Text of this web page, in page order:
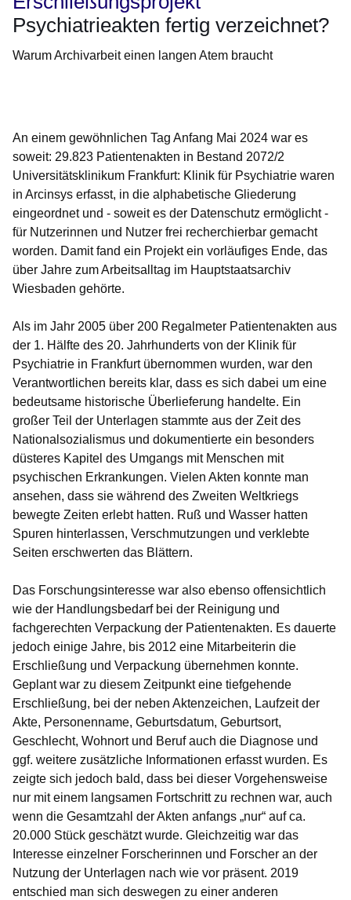
Psychiatrieakten fertig verzeichnet?
Warum Archivarbeit einen langen Atem braucht
An einem gewöhnlichen Tag Anfang Mai 2024 war es
soweit: 29.823 Patientenakten in Bestand 2072/2
Universitätsklinikum Frankfurt: Klinik für Psychiatrie waren
in Arcinsys erfasst, in die alphabetische Gliederung
eingeordnet und - soweit es der Datenschutz ermöglicht -
für Nutzerinnen und Nutzer frei recherchierbar gemacht
worden. Damit fand ein Projekt ein vorläufiges Ende, das
über Jahre zum Arbeitsalltag im Hauptstaatsarchiv
Wiesbaden gehörte.
Als im Jahr 2005 über 200 Regalmeter Patientenakten aus
der 1. Hälfte des 20. Jahrhunderts von der Klinik für
Psychiatrie in Frankfurt übernommen wurden, war den
Verantwortlichen bereits klar, dass es sich dabei um eine
bedeutsame historische Überlieferung handelte. Ein
großer Teil der Unterlagen stammte aus der Zeit des
Nationalsozialismus und dokumentierte ein besonders
düsteres Kapitel des Umgangs mit Menschen mit
psychischen Erkrankungen. Vielen Akten konnte man
ansehen, dass sie während des Zweiten Weltkriegs
bewegte Zeiten erlebt hatten. Ruß und Wasser hatten
Spuren hinterlassen, Verschmutzungen und verklebte
Seiten erschwerten das Blättern.
Das Forschungsinteresse war also ebenso offensichtlich
wie der Handlungsbedarf bei der Reinigung und
fachgerechten Verpackung der Patientenakten. Es dauerte
jedoch einige Jahre, bis 2012 eine Mitarbeiterin die
Erschließung und Verpackung übernehmen konnte.
Geplant war zu diesem Zeitpunkt eine tiefgehende
Erschließung, bei der neben Aktenzeichen, Laufzeit der
Akte, Personenname, Geburtsdatum, Geburtsort,
Geschlecht, Wohnort und Beruf auch die Diagnose und
ggf. weitere zusätzliche Informationen erfasst wurden. Es
zeigte sich jedoch bald, dass bei dieser Vorgehensweise
nur mit einem langsamen Fortschritt zu rechnen war, auch
wenn die Gesamtzahl der Akten anfangs „nur“ auf ca.
20.000 Stück geschätzt wurde. Gleichzeitig war das
Interesse einzelner Forscherinnen und Forscher an der
Nutzung der Unterlagen nach wie vor präsent. 2019
entschied man sich deswegen zu einer anderen